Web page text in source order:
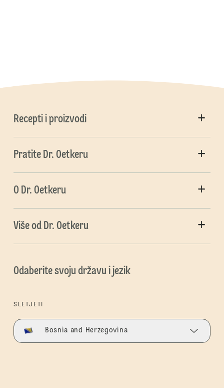
Recepti i proizvodi
Pratite Dr. Oetkeru
O Dr. Oetkeru
Više od Dr. Oetkeru
Odaberite svoju državu i jezik
SLETJETI
Bosnia and Herzegovina